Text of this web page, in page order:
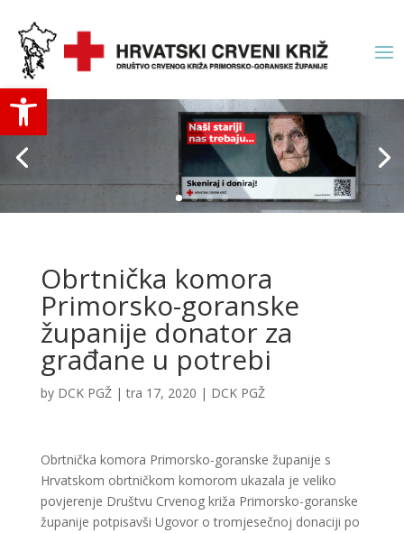
Open toolbar
Obrtnička komora
Primorsko-goranske
županije donator za
građane u potrebi
by DCK PGŽ|tra 17, 2020 | DCK PGŽ
Obrtnička komora Primorsko-goranske županije s
Hrvatskom obrtničkom komorom ukazala je veliko
povjerenje Društvu Crvenog križa Primorsko-goranske
županije potpisavši Ugovor o tromjesečnoj donaciji po